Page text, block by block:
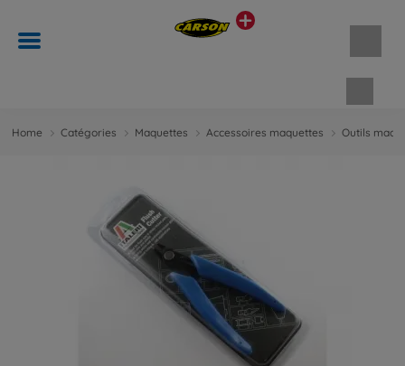
Home Catégories Maquettes Accessoires maquettes Outils